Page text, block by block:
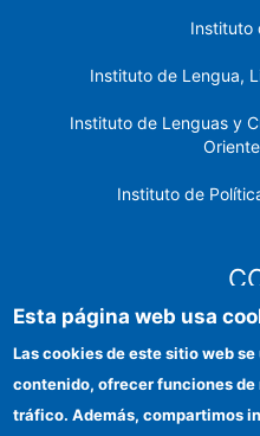
Instituto
Instituto de Lengua,
Instituto de Lenguas y
Instituto de
Identidad
Esta página web usa
Las cookies de este sitio web
contenido, ofrecer funciones
tráfico. Además, compartimos